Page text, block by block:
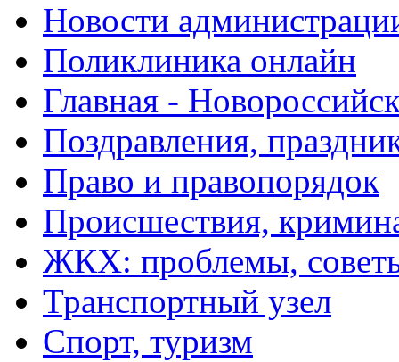
Новости
Поликлиника онлайн
Главная -
Поздравления,
Право и правопорядок
Происшествия,
ЖКХ: проблемы,
Транспортный узел
Спорт, туризм